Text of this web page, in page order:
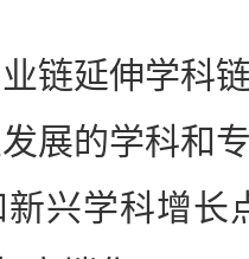
延伸学科链
展的学科和
兴学科增长